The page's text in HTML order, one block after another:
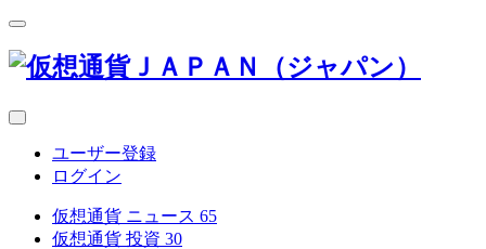
ユーザー登録
ログイン
仮想通貨 ニュース 65
仮想通貨 投資 30